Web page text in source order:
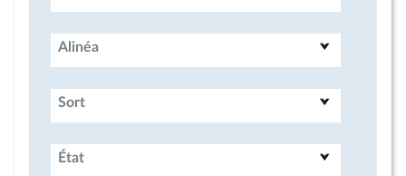
Alinéa
Sort
État